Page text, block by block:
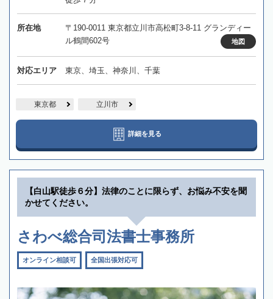
所在地
〒190-0011 東京都立川市高松町3-8-11 グランディー
ル鶴間602号
地図
対応エリア 東京、埼玉、神奈川、千葉
東京都 立川市
詳細を見る
【白山駅徒歩６分】法律のことに限らず、お悩み不安を聞
かせてください。
さわべ総合司法書士事務所
オンライン相談可 全国出張対応可